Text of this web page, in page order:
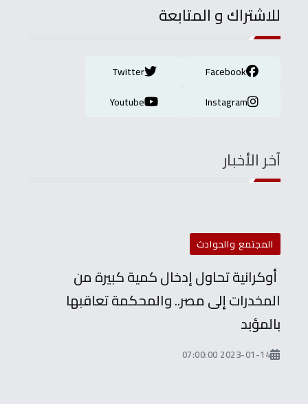
للاشتراك و المتابعة
Facebook
Twitter
Instagram
Youtube
آخر الأخبار
المجتمع والحوادث
أوكرانية تحاول إدخال كمية كبيرة من
المخدرات إلى مصر.. والمحكمة تعاقبها
بالمؤبد
2023-01-14 07:00:00